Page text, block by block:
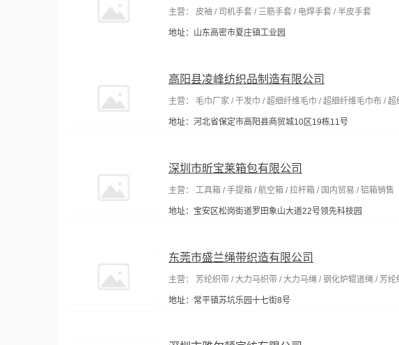
主营： 皮袖 / 司机手套 / 三筋手套 / 电焊手套 / 半皮手套
地址：山东高密市夏庄镇工业园
高阳县凌峰纺织品制造有限公司
主营： 毛巾厂家 / 干发巾 / 超细纤维毛巾 / 超细纤维毛巾布 /
地址：河北省保定市高阳县商贸城10区19栋11号
深圳市昕宝莱箱包有限公司
主营： 工具箱 / 手提箱 / 航空箱 / 拉杆箱 / 国内贸易 / 铝箱销售
地址：宝安区松岗街道罗田象山大道22号领先科技园
东莞市盛兰绳带织造有限公司
主营： 芳纶织带 / 大力马织带 / 大力马绳 / 钢化炉辊道绳 / 芳纶
地址：常平镇苏坑乐园十七街8号